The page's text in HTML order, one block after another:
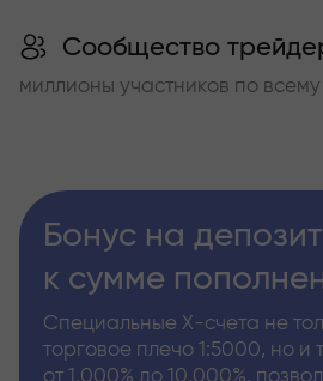
Сообщество
миллионы участников по
Бонус на
к сумме
Специальные Х-счета не
торговое плечо 1:5000, но и
от 1,000% до 10,000%,